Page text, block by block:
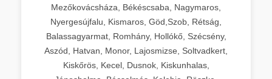
Mezőkovácsháza, Békéscsaba, Nagymaros,
Nyergesújfalu, Kismaros, Göd,Szob, Rétság,
Balassagyarmat, Romhány, Hollókő, Szécsény,
Aszód, Hatvan, Monor, Lajosmizse, Soltvadkert,
Kiskőrös, Kecel, Dusnok, Kiskunhalas,